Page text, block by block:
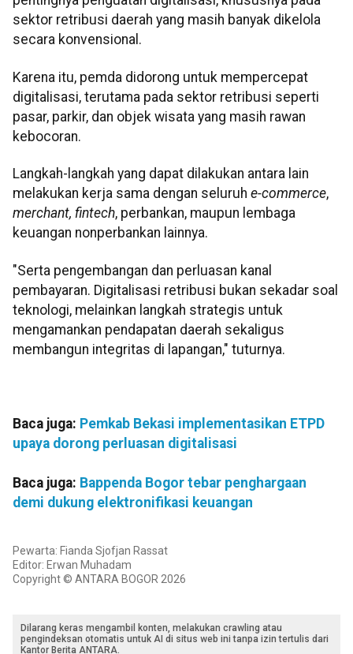
sektor retribusi daerah yang masih banyak dikelola
secara konvensional.
Karena itu, pemda didorong untuk mempercepat
digitalisasi, terutama pada sektor retribusi seperti
pasar, parkir, dan objek wisata yang masih rawan
kebocoran.
Langkah-langkah yang dapat dilakukan antara lain
melakukan kerja sama dengan seluruh e-commerce,
merchant, fintech, perbankan, maupun lembaga
keuangan nonperbankan lainnya.
"Serta pengembangan dan perluasan kanal
pembayaran. Digitalisasi retribusi bukan sekadar soal
teknologi, melainkan langkah strategis untuk
mengamankan pendapatan daerah sekaligus
membangun integritas di lapangan," tuturnya.
Baca juga: Pemkab Bekasi implementasikan ETPD
upaya dorong perluasan digitalisasi
Baca juga: Bappenda Bogor tebar penghargaan
demi dukung elektronifikasi keuangan
Pewarta: Fianda Sjofjan Rassat
Editor: Erwan Muhadam
Copyright © ANTARA BOGOR 2026
Dilarang keras mengambil konten, melakukan crawling atau
pengindeksan otomatis untuk AI di situs web ini tanpa izin tertulis dari
Kantor Berita ANTARA.